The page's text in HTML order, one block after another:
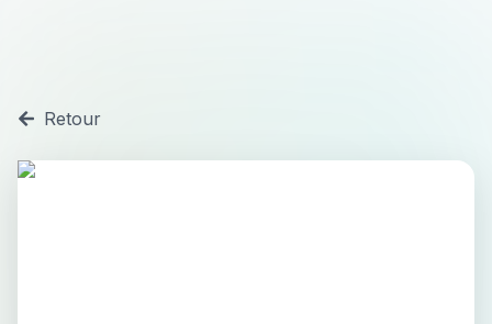
Retour